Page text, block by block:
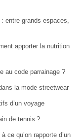
entre grands espaces,
apporter la nutrition
au code parrainage ?
la mode streetwear
d’un voyage
de tennis ?
ce qu’on rapporte d’un